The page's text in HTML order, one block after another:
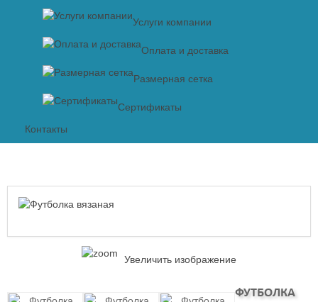
Услуги компании
Оплата и доставка
Размерная сетка
Сертификаты
Контакты
Увеличить изображение
ФУТБОЛКА